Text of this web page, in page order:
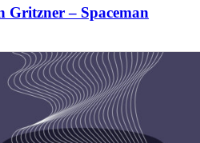
Gritzner – Spaceman